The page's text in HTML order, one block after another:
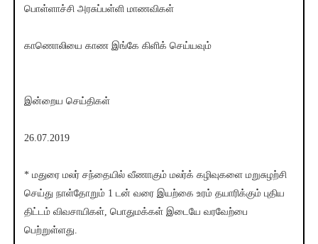
பொள்ளாச்சி அரசுப்பள்ளி மாணவிகள்
காணொலியை காண இங்கே கிளிக் செய்யவும்
இன்றைய செய்திகள்
26.07.2019
* மதுரை மலர் சந்தையில் வீணாகும் மலர்க் கழிவுகளை மறுசுழற்சி
செய்து நாள்தோறும் 1 டன் வரை இயற்கை உரம் தயாரிக்கும் புதிய
திட்டம் விவசாயிகள், பொதுமக்கள் இடையே வரவேற்பை
பெற்றுள்ளது.